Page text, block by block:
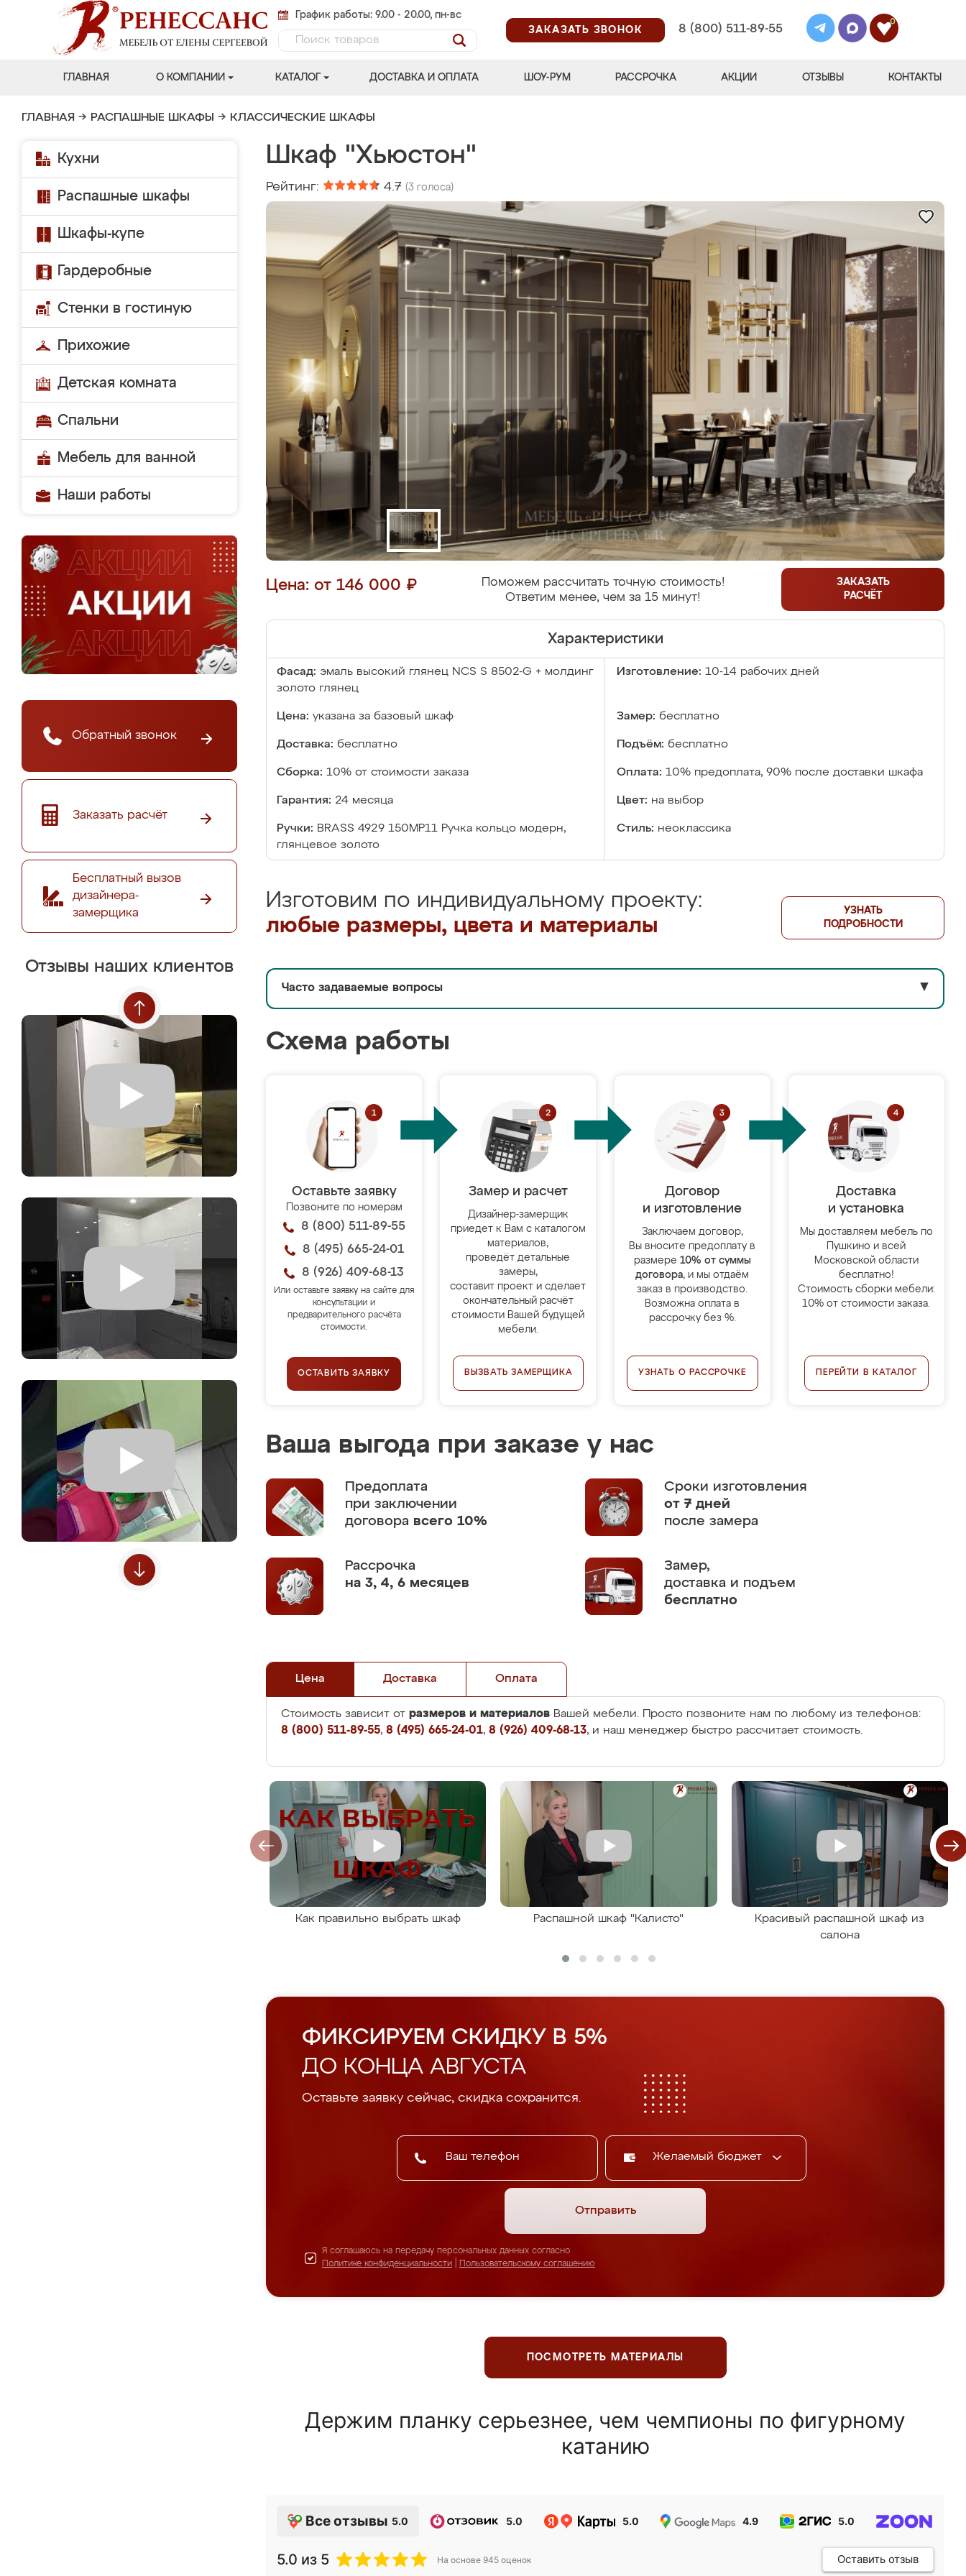
График работы: 9.00 - 20.00, пн-вс
ЗАКАЗАТЬ ЗВОНОК
8 (800) 511-89-55
0
ГЛАВНАЯ О КОМПАНИИ КАТАЛОГ ДОСТАВКА И ОПЛАТА ШОУ-РУМ РАССРОЧКА АКЦИИ ОТЗЫВЫ КОНТАКТЫ
ГЛАВНАЯ → РАСПАШНЫЕ ШКАФЫ → КЛАССИЧЕСКИЕ ШКАФЫ
Кухни
Распашные шкафы
Шкафы-купе
Гардеробные
Стенки в гостиную
Прихожие
Детская комната
Спальни
Мебель для ванной
Наши работы
Обратный звонок
Заказать расчёт
Бесплатный вызов
дизайнера-
замерщика
Отзывы наших клиентов
Шкаф "Хьюстон"
Рейтинг: 4.7 (3 голоса)
Цена: от 146 000 ₽
Поможем рассчитать точную стоимость!
Ответим менее, чем за 15 минут!
ЗАКАЗАТЬ
РАСЧЁТ
Характеристики
Фасад: эмаль высокий глянец NCS S 8502-G + молдинг
золото глянец
Изготовление: 10-14 рабочих дней
Цена: указана за базовый шкаф Замер: бесплатно
Доставка: бесплатно Подъём: бесплатно
Сборка: 10% от стоимости заказа Оплата: 10% предоплата, 90% после доставки шкафа
Гарантия: 24 месяца Цвет: на выбор
Ручки: BRASS 4929 150MP11 Ручка кольцо модерн,
глянцевое золото
Стиль: неоклассика
Изготовим по индивидуальному проекту:
любые размеры, цвета и материалы
УЗНАТЬ
ПОДРОБНОСТИ
Часто задаваемые вопросы ▼
Схема работы
Оставьте заявку
Позвоните по номерам
8 (800) 511-89-55
8 (495) 665-24-01
8 (926) 409-68-13
Или оставьте заявку на сайте для
консультации и
предварительного расчёта
стоимости.
ОСТАВИТЬ ЗАЯВКУ
Замер и расчет
Дизайнер-замерщик
приедет к Вам с каталогом
материалов,
проведёт детальные
замеры,
составит проект и сделает
окончательный расчёт
стоимости Вашей будущей
мебели.
ВЫЗВАТЬ ЗАМЕРЩИКА
Договор
и изготовление
Заключаем договор,
Вы вносите предоплату в
размере 10% от суммы
договора, и мы отдаём
заказ в производство.
Возможна оплата в
рассрочку без %.
УЗНАТЬ О РАССРОЧКЕ
Доставка
и установка
Мы доставляем мебель по
Пушкино и всей
Московской области
бесплатно!
Стоимость сборки мебели:
10% от стоимости заказа.
ПЕРЕЙТИ В КАТАЛОГ
Ваша выгода при заказе у нас
Предоплата
при заключении
договора всего 10%
Сроки изготовления
от 7 дней
после замера
Рассрочка
на 3, 4, 6 месяцев
Замер,
доставка и подъем
бесплатно
Цена Доставка Оплата
Стоимость зависит от размеров и материалов Вашей мебели. Просто позвоните нам по любому из телефонов:
8 (800) 511-89-55, 8 (495) 665-24-01, 8 (926) 409-68-13, и наш менеджер быстро рассчитает стоимость.
Как правильно выбрать шкаф Распашной шкаф "Калисто"
Красивый распашной шкаф из
салона
ФИКСИРУЕМ СКИДКУ В 5%
ДО КОНЦА АВГУСТА
Оставьте заявку сейчас, скидка сохранится.
Желаемый бюджет
Отправить
Я соглашаюсь на передачу персональных данных согласно
Политике конфиденциальности
Пользовательскому соглашению
ПОСМОТРЕТЬ МАТЕРИАЛЫ
Держим планку серьезнее, чем чемпионы по фигурному
катанию
Все отзывы 5.0 5.0 5.0 4.9 5.0
5.0 из 5 На основе 945 оценок Оставить отзыв